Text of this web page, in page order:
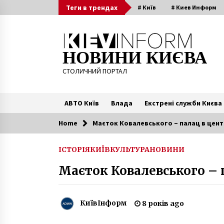
to
Теги в трендах # Київ # Киев Информ
НОВИНИ КИЄВА
СТОЛИЧНИЙ ПОРТАЛ
АВТО Київ Влада Екстрені служби Києва
Читають зараз
автівку на смузі громадського
транспорту
Сьогодні вночі у Києві
Home Маєток Ковалевського – палац в
ІСТОРІЯКИЇВКУЛЬТУРАНОВИНИ
Маєток Ковалевського –
КиївІнформ 8 років ago